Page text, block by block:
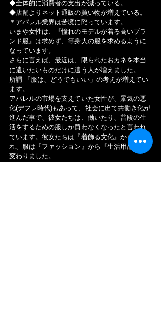
◆全体的に消費者の支出が減っている。
◆店舗よりネット通販の買い物が増えている。
＊アパレル業界は苦境に陥っています。
いまや女性は、『憧れのモデルが着る高いブラ
ンド服』は求めず、等身大の服を求めるように
なっています。
さらに言えば、最近は、限られたおカネを本当
に遣いたいものだけに遣う人が増えました。
所謂 「服は、どうでもいい」の考えが増えてい
ます。
アパレルの市場を支えていた女性が、景気の悪
化(デフレ時代)もあって、社会に出て共働き化が
進んだ事で、彼女たちは、働いたり、普段の生
活をするための服しか買わなくなったと言われ
ています。彼女たちは『着飾る文化』から離
れ、服は『ファッション』から『生活用品』に
変わりました。